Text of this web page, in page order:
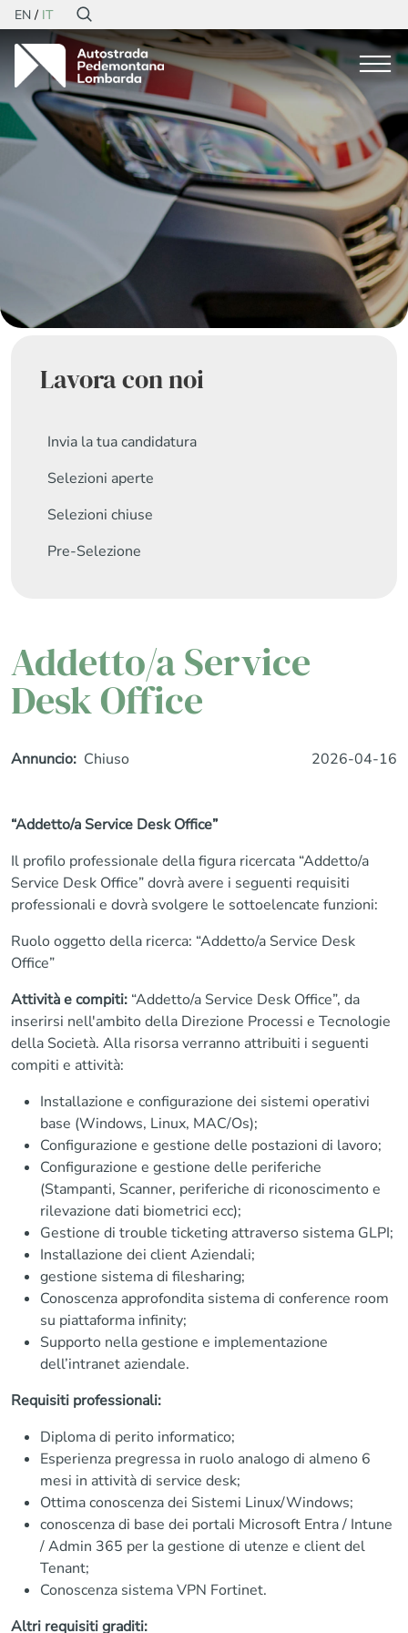
EN IT
Lavora con noi
Invia la tua candidatura
Selezioni aperte
Selezioni chiuse
Pre-Selezione
Addetto/a Service
Desk Office
2026-04-16
Annuncio Chiuso
“Addetto/a Service Desk Office”
Il profilo professionale della figura ricercata “Addetto/a
Service Desk Office” dovrà avere i seguenti requisiti
professionali e dovrà svolgere le sottoelencate funzioni:
Ruolo oggetto della ricerca: “Addetto/a Service Desk
Office”
Attività e compiti: “Addetto/a Service Desk Office”, da
inserirsi nell'ambito della Direzione Processi e Tecnologie
della Società. Alla risorsa verranno attribuiti i seguenti
compiti e attività:
Installazione e configurazione dei sistemi operativi
base (Windows, Linux, MAC/Os);
Configurazione e gestione delle postazioni di lavoro;
Configurazione e gestione delle periferiche
(Stampanti, Scanner, periferiche di riconoscimento e
rilevazione dati biometrici ecc);
Gestione di trouble ticketing attraverso sistema GLPI;
Installazione dei client Aziendali;
gestione sistema di filesharing;
Conoscenza approfondita sistema di conference room
su piattaforma infinity;
Supporto nella gestione e implementazione
dell’intranet aziendale.
Requisiti professionali:
Diploma di perito informatico;
Esperienza pregressa in ruolo analogo di almeno 6
mesi in attività di service desk;
Ottima conoscenza dei Sistemi Linux/Windows;
conoscenza di base dei portali Microsoft Entra / Intune
/ Admin 365 per la gestione di utenze e client del
Tenant;
Conoscenza sistema VPN Fortinet.
Altri requisiti graditi: